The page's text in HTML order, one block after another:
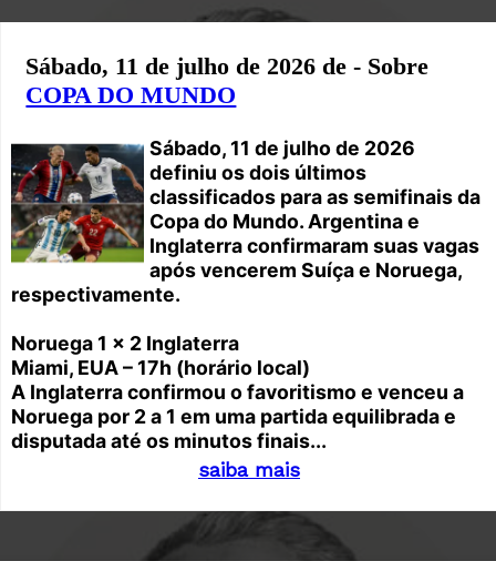
Sábado, 11 de julho de 2026 de - Sobre
COPA DO MUNDO
Sábado, 11 de julho de 2026
definiu os dois últimos
classificados para as semifinais da
Copa do Mundo. Argentina e
Inglaterra confirmaram suas vagas
após vencerem Suíça e Noruega,
respectivamente.
Noruega 1 x 2 Inglaterra
Miami, EUA – 17h (horário local)
A Inglaterra confirmou o favoritismo e venceu a
Noruega por 2 a 1 em uma partida equilibrada e
disputada até os minutos finais...
saiba mais